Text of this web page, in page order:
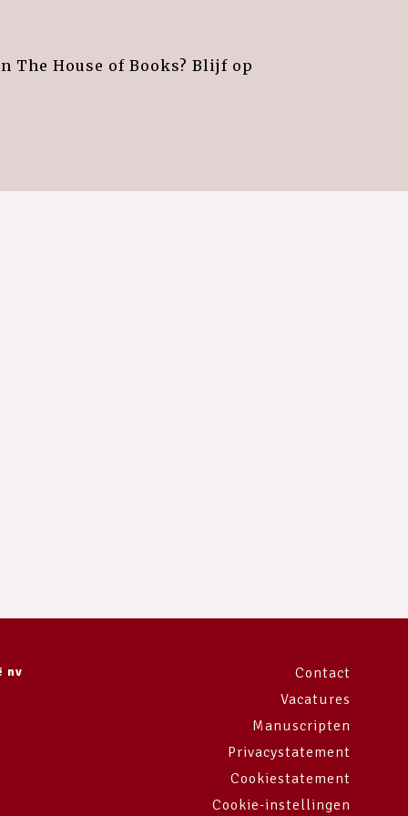
The House of Books? Blijf op
nv
Contact
Vacatures
Manuscripten
Privacystatement
Cookiestatement
Cookie-instellingen